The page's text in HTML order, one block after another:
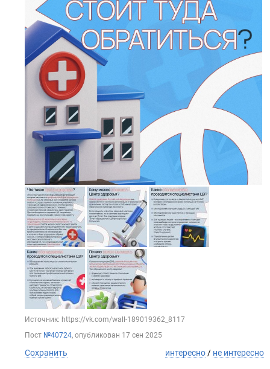
Источник: https://vk.com/wall-189019362_8117
Пост №40724, опубликован 17 сен 2025
Сохранить интересно / не интересно